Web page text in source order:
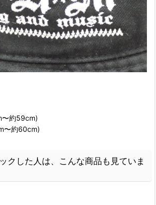
〜約59cm)
〜約60cm)
クした人は、こんな商品も見ていま